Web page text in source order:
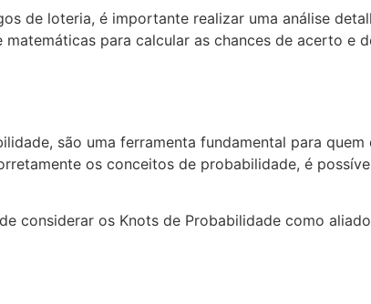
de loteria, é importante realizar uma análise
para calcular as chances de acerto e
são uma ferramenta fundamental para quem
os conceitos de probabilidade, é
considerar os Knots de Probabilidade como